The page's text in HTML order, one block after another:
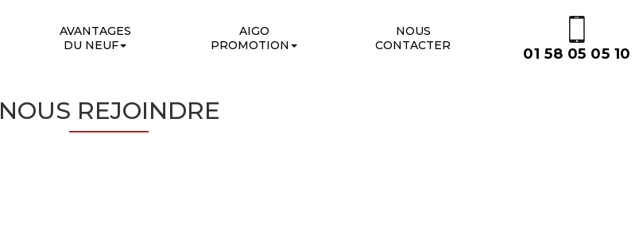
01 58 05 05 10
AVANTAGES
DU NEUF
AIGO
PROMOTION
NOUS
CONTACTER
NOUS REJOINDRE